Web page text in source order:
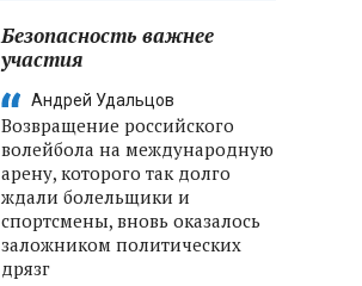
Безопасность важнее
участия
Андрей Удальцов
Возвращение российского
волейбола на международную
арену, которого так долго
ждали болельщики и
спортсмены, вновь оказалось
заложником политических
дрязг